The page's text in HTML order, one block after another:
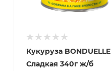
Кукуруза BONDUELLE
Сладкая 340г ж/б